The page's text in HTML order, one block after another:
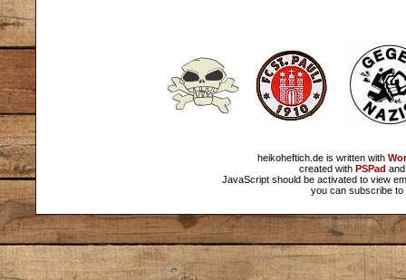
heikoheftich.de is written with
created with PSPad
JavaScript should be activated to view
you can subscribe